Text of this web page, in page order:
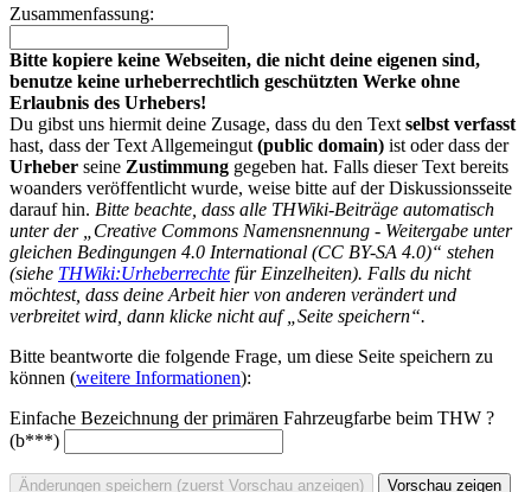
Zusammenfassung:
Bitte kopiere keine Webseiten, die nicht deine eigenen sind,
benutze keine urheberrechtlich geschützten Werke ohne
Erlaubnis des Urhebers!
Du gibst uns hiermit deine Zusage, dass du den Text selbst verfasst
hast, dass der Text Allgemeingut (public domain) ist oder dass der
Urheber seine Zustimmung gegeben hat. Falls dieser Text bereits
woanders veröffentlicht wurde, weise bitte auf der Diskussionsseite
darauf hin. Bitte beachte, dass alle THWiki-Beiträge automatisch
unter der „Creative Commons Namensnennung - Weitergabe unter
gleichen Bedingungen 4.0 International (CC BY-SA 4.0)“ stehen
(siehe THWiki:Urheberrechte für Einzelheiten). Falls du nicht
möchtest, dass deine Arbeit hier von anderen verändert und
verbreitet wird, dann klicke nicht auf „Seite speichern“.
Bitte beantworte die folgende Frage, um diese Seite speichern zu
können (weitere Informationen):
Einfache Bezeichnung der primären Fahrzeugfarbe beim THW ?
(b***)